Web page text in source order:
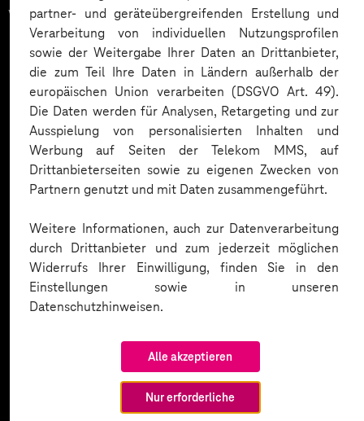
partner- und geräteübergreifenden Erstellung und
Verarbeitung von individuellen Nutzungsprofilen
sowie der Weitergabe Ihrer Daten an Drittanbieter,
die zum Teil Ihre Daten in Ländern außerhalb der
europäischen Union verarbeiten (DSGVO Art. 49).
Die Daten werden für Analysen, Retargeting und zur
Ausspielung von personalisierten Inhalten und
Werbung auf Seiten der Telekom MMS, auf
Drittanbieterseiten sowie zu eigenen Zwecken von
Partnern genutzt und mit Daten zusammengeführt.
Weitere Informationen, auch zur Datenverarbeitung
durch Drittanbieter und zum jederzeit möglichen
Widerrufs Ihrer Einwilligung, finden Sie in den
Einstellungen sowie in unseren
Datenschutzhinweisen.
Alle akzeptieren
Nur erforderliche
vertrauen auf unsere
Expertise. Hier eine Auswahl: